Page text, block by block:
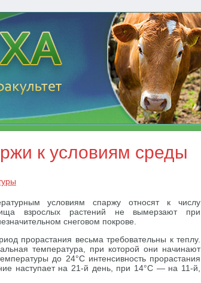
к условиям среды
условиям спаржу относят к числу
взрослых растений не вымерзают при
снеговом покрове.
прорастания весьма требовательны к теплу.
температура, при которой они начинают
до 24°С интенсивность прорастания
наступает на 21-й день, при 14°С — на 11-й,